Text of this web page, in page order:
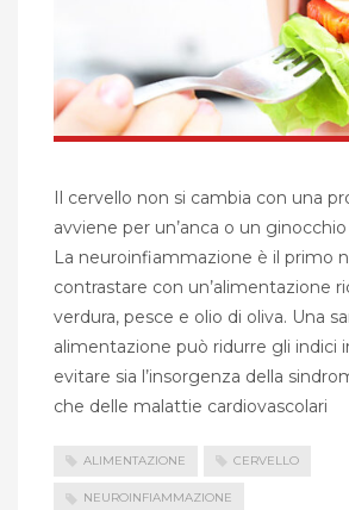
Il cervello non si cambia con una
avviene per un’anca o un
La neuroinfiammazione è il primo
contrastare con un’alimentazione
verdura, pesce e olio di oliva. Una
alimentazione può ridurre gli indici
evitare sia l’insorgenza della
che delle malattie cardiovascolari
ALIMENTAZIONE CERVELLO
NEUROINFIAMMAZIONE